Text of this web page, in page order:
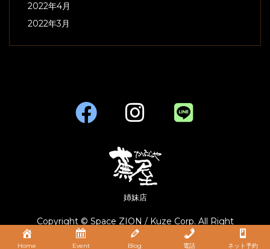
2022年4月
2022年3月
姉妹店
Copyright © Space ZION / Kuze Corp. All Right
Reserved.
Home Event Blog 電話 ネット予約